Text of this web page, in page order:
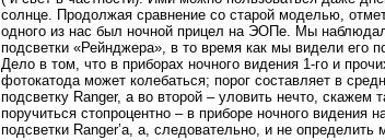
солнце. Продолжая сравнение со старой моделью,
одного из нас был ночной прицел на ЭОПе. Мы
подсветки «Рейнджера», в то время как мы видели его
Дело в том, что в приборах ночного видения 1-го и
фотокатода может колебаться; порог составляет в
подсветку Ranger, а во второй – уловить нечто, скажем
поручиться стопроцентно – в приборе ночного
подсветки Ranger’a, а, следовательно, и не